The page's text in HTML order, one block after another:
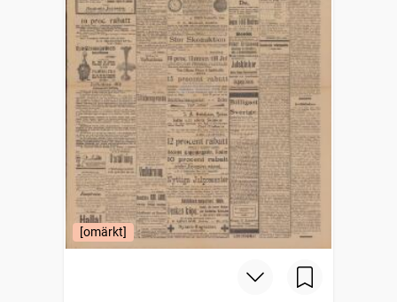
[omärkt]